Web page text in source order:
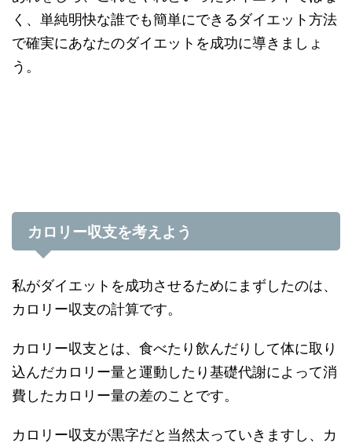
く、単純明快な誰でも簡単にできるダイエット方法
で確実にあなたのダイエットを成功に導きましょ
う。
カロリー収支を考えよう
私がダイエットを成功させるためにまずしたのは、
カロリー収支の計算です。
カロリー収支とは、食べたり飲んだりして体に取り
込んだカロリー量と運動したり基礎代謝によって消
費したカロリー量の差のことです。
カロリー収支が黒字だと当然太っていきますし、カ